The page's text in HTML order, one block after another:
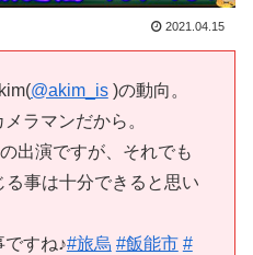
2021.04.15
@akim_is)の動向。
ラマンだから。
出演ですが、それでも
事は十分できると思い
ですね♪#旅烏 #飯能市 #